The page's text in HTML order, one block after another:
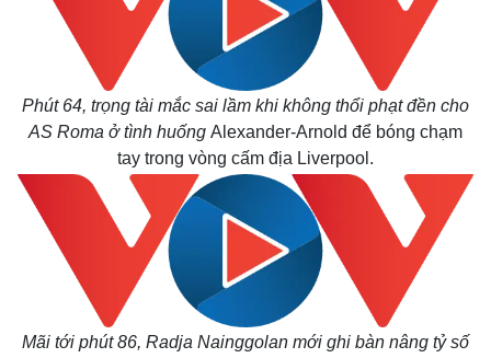
Phút 64, trọng tài mắc sai lầm khi không thổi phạt đền cho
AS Roma ở tình huống Alexander-Arnold để bóng chạm
tay trong vòng cấm địa Liverpool.
Mãi tới phút 86, Radja Nainggolan mới ghi bàn nâng tỷ số